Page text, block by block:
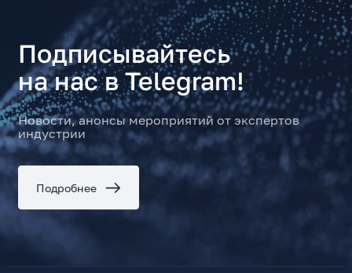
Подписывайтесь
на нас в Telegram!
Новости, анонсы мероприятий от экспертов
индустрии
Подробнее